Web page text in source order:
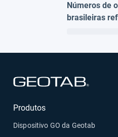
Números de
brasileiras
para a
Produtos
Dispositivo GO da Geotab